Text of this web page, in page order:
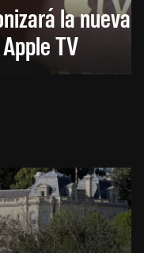
la nueva
TV